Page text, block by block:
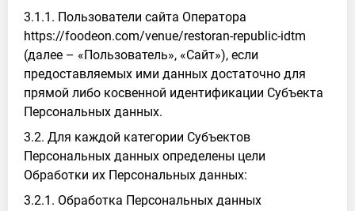
3.1.1. Пользователи сайта Оператора
https://foodeon.com/venue/restoran-republic-idtm
(далее – «Пользователь», «Сайт»), если
предоставляемых ими данных достаточно для
прямой либо косвенной идентификации Субъекта
Персональных данных.
3.2. Для каждой категории Субъектов
Персональных данных определены цели
Обработки их Персональных данных:
3.2.1. Обработка Персональных данных